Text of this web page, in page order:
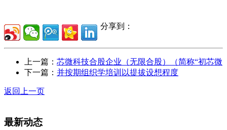
分享到：
上一篇： 芯微科技合股企业（无限合股）（简称“初芯微
下一篇： 并按期组织学培训以提拔设想程度
返回上一页
最新动态